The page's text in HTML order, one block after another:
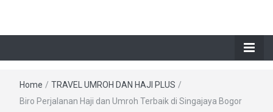
Home / TRAVEL UMROH DAN HAJI PLUS /
Biro Perjalanan Haji dan Umroh Terbaik di Singajaya Bogor